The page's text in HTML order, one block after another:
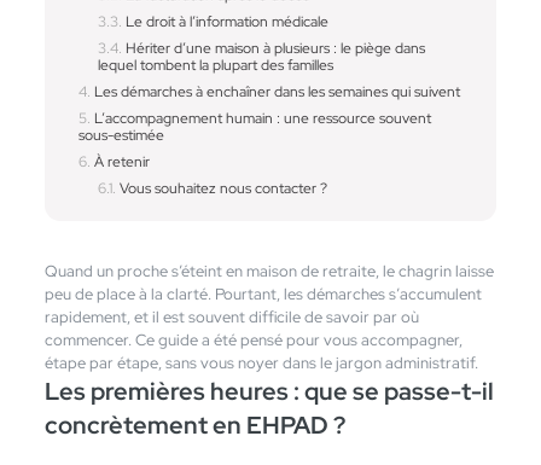
Le droit à l’information médicale
Hériter d’une maison à plusieurs : le piège dans
lequel tombent la plupart des familles
Les démarches à enchaîner dans les semaines qui suivent
L’accompagnement humain : une ressource souvent
sous-estimée
À retenir
Vous souhaitez nous contacter ?
Quand un proche s’éteint en maison de retraite, le chagrin laisse
peu de place à la clarté. Pourtant, les démarches s’accumulent
rapidement, et il est souvent difficile de savoir par où
commencer. Ce guide a été pensé pour vous accompagner,
étape par étape, sans vous noyer dans le jargon administratif.
Les premières heures : que se passe-t-il
concrètement en EHPAD ?